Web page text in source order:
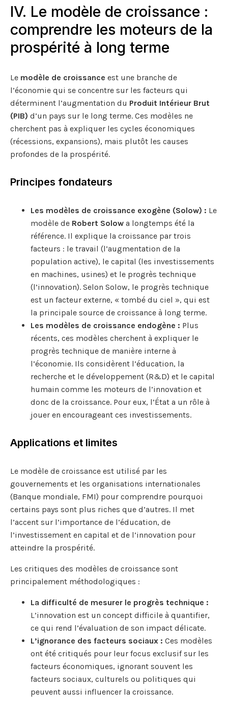
IV. Le modèle de croissance :
comprendre les moteurs de la
prospérité à long terme
Le modèle de croissance est une branche de
l’économie qui se concentre sur les facteurs qui
déterminent l’augmentation du Produit Intérieur Brut
(PIB) d’un pays sur le long terme. Ces modèles ne
cherchent pas à expliquer les cycles économiques
(récessions, expansions), mais plutôt les causes
profondes de la prospérité.
Principes fondateurs
Les modèles de croissance exogène (Solow) : Le
modèle de Robert Solow a longtemps été la
référence. Il explique la croissance par trois
facteurs : le travail (l’augmentation de la
population active), le capital (les investissements
en machines, usines) et le progrès technique
(l’innovation). Selon Solow, le progrès technique
est un facteur externe, « tombé du ciel », qui est
la principale source de croissance à long terme.
Les modèles de croissance endogène : Plus
récents, ces modèles cherchent à expliquer le
progrès technique de manière interne à
l’économie. Ils considèrent l’éducation, la
recherche et le développement (R&D) et le capital
humain comme les moteurs de l’innovation et
donc de la croissance. Pour eux, l’État a un rôle à
jouer en encourageant ces investissements.
Applications et limites
Le modèle de croissance est utilisé par les
gouvernements et les organisations internationales
(Banque mondiale, FMI) pour comprendre pourquoi
certains pays sont plus riches que d’autres. Il met
l’accent sur l’importance de l’éducation, de
l’investissement en capital et de l’innovation pour
atteindre la prospérité.
Les critiques des modèles de croissance sont
principalement méthodologiques :
La difficulté de mesurer le progrès technique :
L’innovation est un concept difficile à quantifier,
ce qui rend l’évaluation de son impact délicate.
L’ignorance des facteurs sociaux : Ces modèles
ont été critiqués pour leur focus exclusif sur les
facteurs économiques, ignorant souvent les
facteurs sociaux, culturels ou politiques qui
peuvent aussi influencer la croissance.